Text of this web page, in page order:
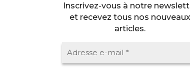
Inscrivez-vous à notre
et recevez tous nos nouveaux
articles.